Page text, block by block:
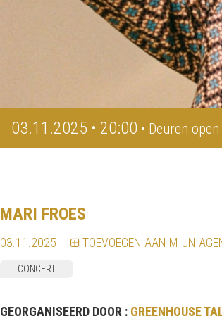
03.11.2025 • 20:00 • Deuren
MARI FROES
03.11.2025 TOEVOEGEN AAN MIJN
CONCERT
GEORGANISEERD DOOR : GREENHOUSE